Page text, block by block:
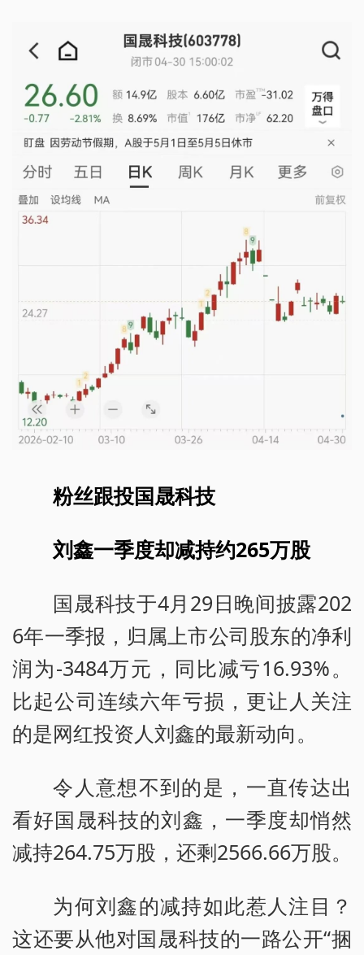
粉丝跟投国晟科技
刘鑫一季度却减持约265万股
国晟科技于4月29日晚间披露202
6年一季报，归属上市公司股东的净利
润为-3484万元，同比减亏16.93%。
比起公司连续六年亏损，更让人关注
的是网红投资人刘鑫的最新动向。
令人意想不到的是，一直传达出
看好国晟科技的刘鑫，一季度却悄然
减持264.75万股，还剩2566.66万股。
为何刘鑫的减持如此惹人注目？
这还要从他对国晟科技的一路公开“捆